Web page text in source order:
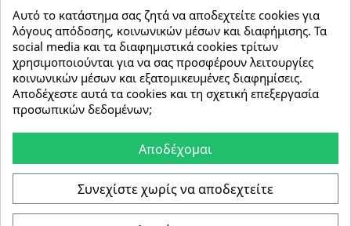
NEWSLETTER
Εγγραφείτε δωρεάν και θα είστε οι πρώτοι που θα
λάβετε τα νέα μας γύρω από προσφορές, εκπτώσεις
και νέα προϊόντα.
Συμφωνώ με τουςόρους χρήσης
Αυτό το κατάστημα σας ζητά να αποδεχτείτε cookies για
λόγους απόδοσης, κοινωνικών μέσων και διαφήμισης. Τα
social media και τα διαφημιστικά cookies τρίτων
χρησιμοποιούνται για να σας προσφέρουν λειτουργίες
κοινωνικών μέσων και εξατομικευμένες διαφημίσεις.
Αποδέχεστε αυτά τα cookies και τη σχετική επεξεργασία
προσωπικών δεδομένων;
Αποδέχομαι
Συνεχίστε χωρίς να αποδεχτείτε